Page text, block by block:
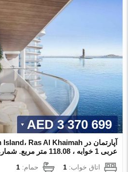
3 370 699 AED
عربی 1 خوابه ، 118.08 متر مربع. شماره 604261
اتاق خواب:1 حمام:1